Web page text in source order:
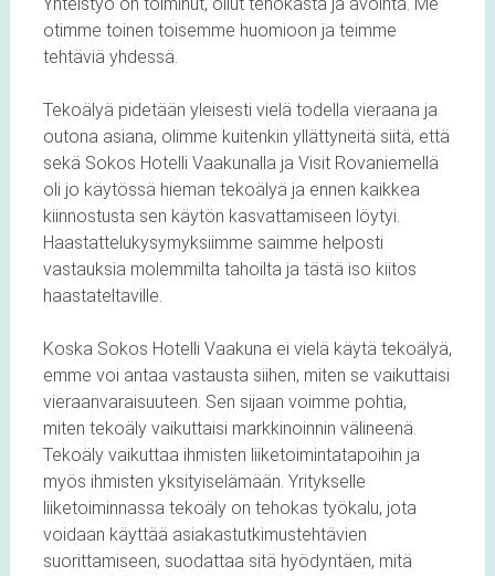
otimme toinen toisemme huomioon ja teimme
tehtäviä yhdessä.
Tekoälyä pidetään yleisesti vielä todella vieraana ja
outona asiana, olimme kuitenkin yllättyneitä siitä, että
sekä Sokos Hotelli Vaakunalla ja Visit Rovaniemellä
oli jo käytössä hieman tekoälyä ja ennen kaikkea
kiinnostusta sen käytön kasvattamiseen löytyi.
Haastattelukysymyksiimme saimme helposti
vastauksia molemmilta tahoilta ja tästä iso kiitos
haastateltaville.
Koska Sokos Hotelli Vaakuna ei vielä käytä tekoälyä,
emme voi antaa vastausta siihen, miten se vaikuttaisi
vieraanvaraisuuteen. Sen sijaan voimme pohtia,
miten tekoäly vaikuttaisi markkinoinnin välineenä.
Tekoäly vaikuttaa ihmisten liiketoimintatapoihin ja
myös ihmisten yksityiselämään. Yritykselle
liiketoiminnassa tekoäly on tehokas työkalu, jota
voidaan käyttää asiakastutkimustehtävien
suorittamiseen, suodattaa sitä hyödyntäen, mitä